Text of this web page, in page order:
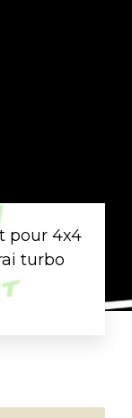
pour 4x4
turbo